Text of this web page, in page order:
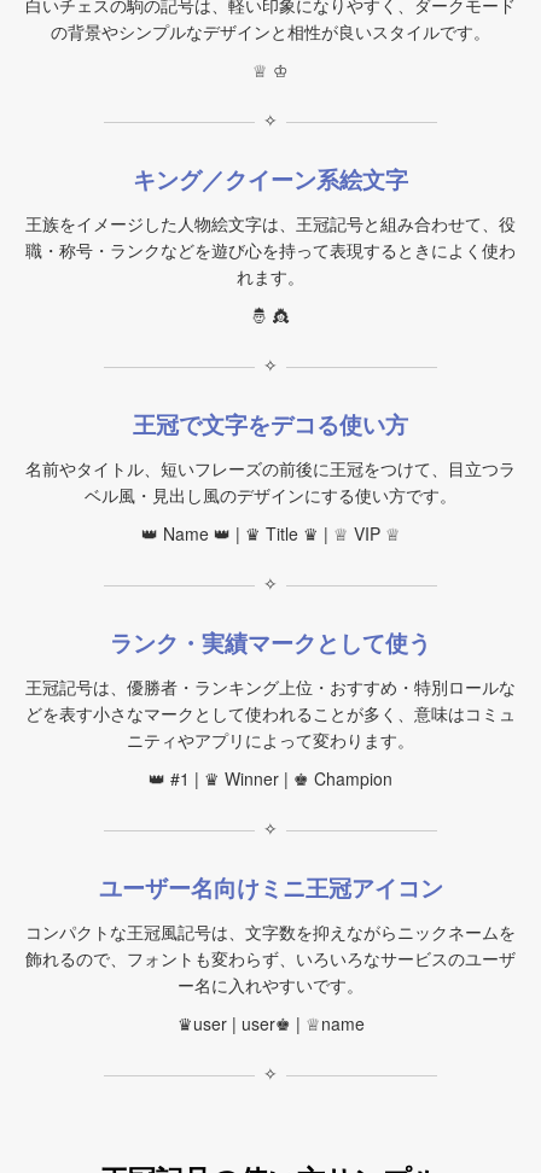
白いチェスの駒の記号は、軽い印象になりやすく、ダークモード
の背景やシンプルなデザインと相性が良いスタイルです。
♕ ♔
✧
キング／クイーン系絵文字
王族をイメージした人物絵文字は、王冠記号と組み合わせて、役
職・称号・ランクなどを遊び心を持って表現するときによく使わ
れます。
🤴 👸
✧
王冠で文字をデコる使い方
名前やタイトル、短いフレーズの前後に王冠をつけて、目立つラ
ベル風・見出し風のデザインにする使い方です。
👑 Name 👑 | ♛ Title ♛ | ♕ VIP ♕
✧
ランク・実績マークとして使う
王冠記号は、優勝者・ランキング上位・おすすめ・特別ロールな
どを表す小さなマークとして使われることが多く、意味はコミュ
ニティやアプリによって変わります。
👑 #1 | ♛ Winner | ♚ Champion
✧
ユーザー名向けミニ王冠アイコン
コンパクトな王冠風記号は、文字数を抑えながらニックネームを
飾れるので、フォントも変わらず、いろいろなサービスのユーザ
ー名に入れやすいです。
♛user | user♚ | ♕name
✧